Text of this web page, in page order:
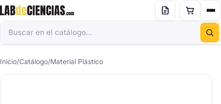
Inicio/Catálogo/Material Plástico